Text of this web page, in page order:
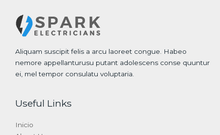
Aliquam suscipit felis a arcu laoreet congue. Habeo
nemore appellanturusu putant adolescens conse quuntur
ei, mel tempor consulatu voluptaria.
Useful Links
Inicio